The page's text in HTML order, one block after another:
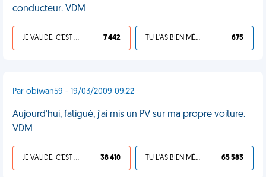
conducteur. VDM
JE VALIDE, C'EST UNE VDM 7 442 TU L'AS BIEN MÉRITÉ 675
Par obiwan59 - 19/03/2009 09:22
Aujourd'hui, fatigué, j'ai mis un PV sur ma propre voiture.
VDM
JE VALIDE, C'EST UNE VDM 38 410 TU L'AS BIEN MÉRITÉ 65 583